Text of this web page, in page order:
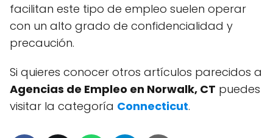
facilitan este tipo de empleo suelen operar
con un alto grado de confidencialidad y
precaución.
Si quieres conocer otros artículos parecidos a
Agencias de Empleo en Norwalk, CT puedes
visitar la categoría Connecticut.